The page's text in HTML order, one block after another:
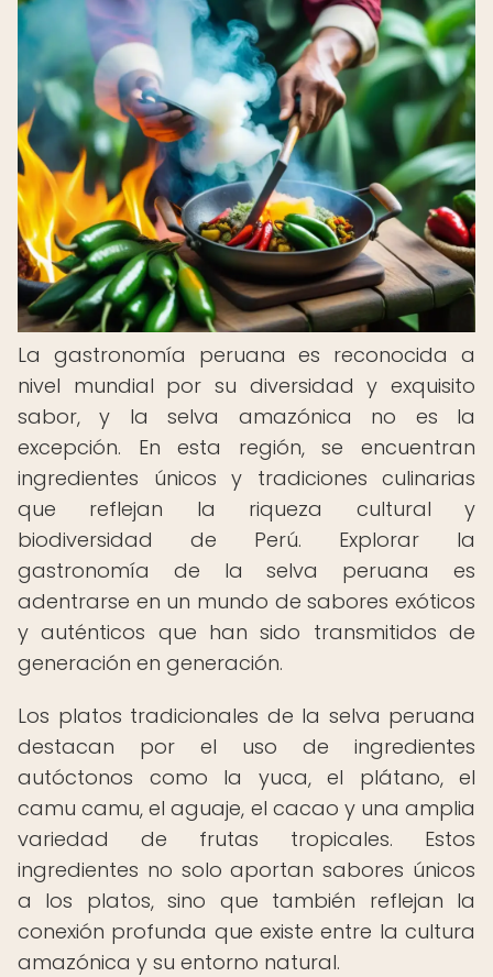
La gastronomía peruana es reconocida a
nivel mundial por su diversidad y exquisito
sabor, y la selva amazónica no es la
excepción. En esta región, se encuentran
ingredientes únicos y tradiciones culinarias
que reflejan la riqueza cultural y
biodiversidad de Perú. Explorar la
gastronomía de la selva peruana es
adentrarse en un mundo de sabores exóticos
y auténticos que han sido transmitidos de
generación en generación.
Los platos tradicionales de la selva peruana
destacan por el uso de ingredientes
autóctonos como la yuca, el plátano, el
camu camu, el aguaje, el cacao y una amplia
variedad de frutas tropicales. Estos
ingredientes no solo aportan sabores únicos
a los platos, sino que también reflejan la
conexión profunda que existe entre la cultura
amazónica y su entorno natural.